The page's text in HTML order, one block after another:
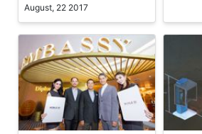
August, 22 2017